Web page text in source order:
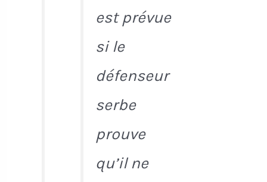
est prévue
si le
défenseur
serbe
prouve
qu’il ne